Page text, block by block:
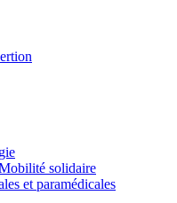
solidaire
et paramédicales